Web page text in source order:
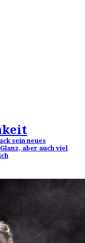
sein neues
aber auch viel